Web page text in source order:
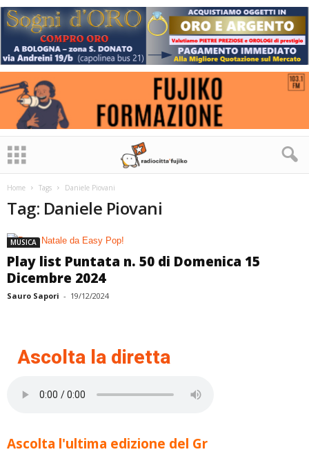
Home Tags Daniele Piovani
Tag: Daniele Piovani
MUSICA
Play list Puntata n. 50 di Domenica 15
Dicembre 2024
Sauro Sapori - 19/12/2024
Ascolta la diretta
Ascolta l'ultima edizione del Gr